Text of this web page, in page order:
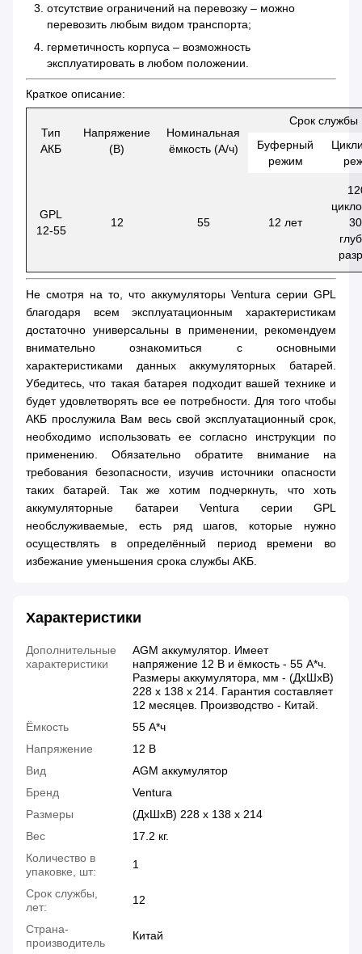
отсутствие ограничений на перевозку – можно
перевозить любым видом транспорта;
герметичность корпуса – возможность
эксплуатировать в любом положении.
Краткое описание:
Тип
АКБ
Напряжение
(В)
Номинальная
ёмкость (А/ч)
Срок службы
Буферный
режим
GPL
12-55
12 55 12 лет
Не смотря на то, что аккумуляторы Ventura серии GPL
благодаря всем эксплуатационным характеристикам
достаточно универсальны в применении, рекомендуем
внимательно ознакомиться с основными
характеристиками данных аккумуляторных батарей.
Убедитесь, что такая батарея подходит вашей технике и
будет удовлетворять все ее потребности. Для того чтобы
АКБ прослужила Вам весь свой эксплуатационный срок,
необходимо использовать ее согласно инструкции по
применению. Обязательно обратите внимание на
требования безопасности, изучив источники опасности
таких батарей. Так же хотим подчеркнуть, что хоть
аккумуляторные батареи Ventura серии GPL
необслуживаемые, есть ряд шагов, которые нужно
осуществлять в определённый период времени во
избежание уменьшения срока службы АКБ.
Характеристики
Дополнительные
характеристики
AGM аккумулятор. Имеет
напряжение 12 В и ёмкость - 55 А*ч.
Размеры аккумулятора, мм - (ДхШхВ)
228 х 138 х 214. Гарантия составляет
12 месяцев. Производство - Китай.
Ёмкость
55 А*ч
Напряжение
12 В
Вид
AGM аккумулятор
Бренд
Ventura
Размеры
(ДхШхВ) 228 х 138 х 214
Вес
17.2 кг.
Количество в
упаковке, шт:
1
Срок службы,
лет:
12
Страна-
производитель
Китай